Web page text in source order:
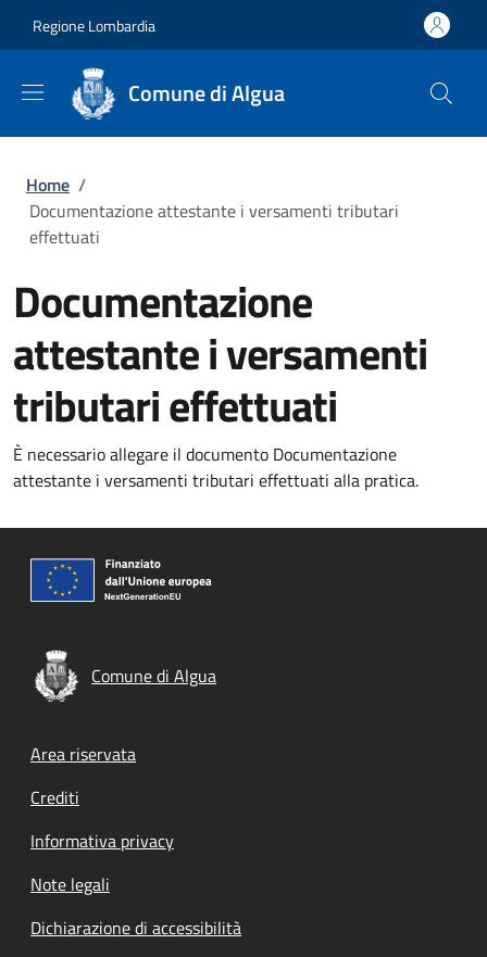
Regione Lombardia
Comune di Algua
Briciole di pane
Home /
Documentazione attestante i versamenti tributari
effettuati
Documentazione
attestante i versamenti
tributari effettuati
È necessario allegare il documento Documentazione
attestante i versamenti tributari effettuati alla pratica.
Comune di Algua
Footer menu
Area riservata
Crediti
Informativa privacy
Note legali
Dichiarazione di accessibilità